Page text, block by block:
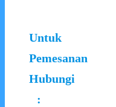
Untuk
Pemesanan
Hubungi
: